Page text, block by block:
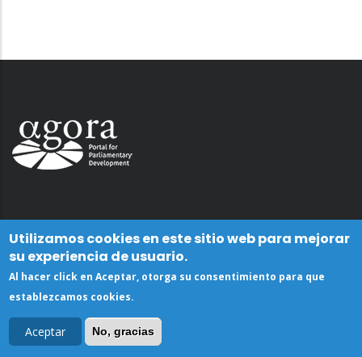
Utilizamos cookies en este sitio web para mejorar
su experiencia de usuario.
Al hacer click en Aceptar, otorga su consentimiento para que
establezcamos cookies.
Aceptar No, gracias